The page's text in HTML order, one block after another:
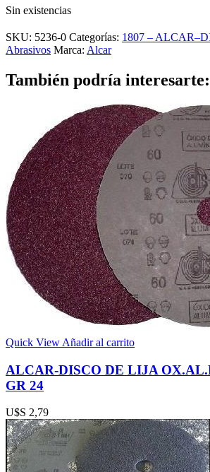
Sin existencias
SKU: 5236-0 Categorías: 1807 –
Abrasivos Marca: Alcar
También podría interesarte:
Quick View Añadir al carrito
ALCAR-DISCO DE LIJA
GR 24
U$S 2,79